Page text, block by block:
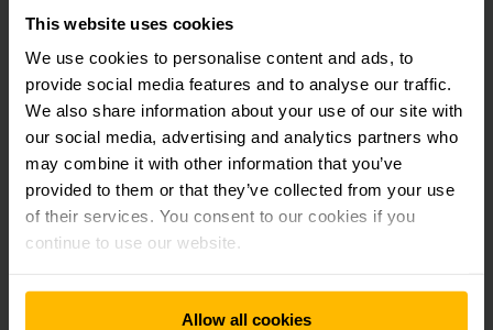
This website uses cookies
We use cookies to personalise content and ads, to
provide social media features and to analyse our traffic.
We also share information about your use of our site with
our social media, advertising and analytics partners who
may combine it with other information that you’ve
provided to them or that they’ve collected from your use
of their services. You consent to our cookies if you
continue to use our website.
Allow all cookies
no desenvolvimento de soluções que contribuem para a
eficiência operacional e a sustentabilidade do Grupo
Boticário.
A 28ª edição do PADP foi marcada por uma celebração do
legado vencedor das parcerias estratégicas que
contribuíram para o sucesso contínuo do Grupo Boticário. O
evento contou com a presença de mais de 1.700
participantes, incluindo fornecedores de diversas partes do
Brasil e do exterior, reforçando a importância das